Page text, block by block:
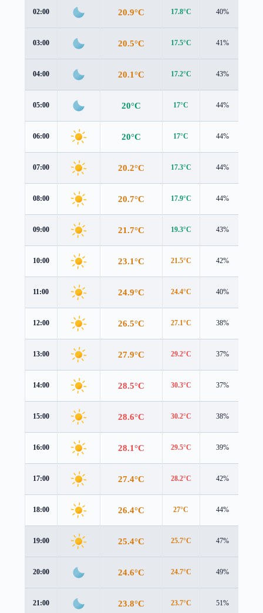
02:00 20.9°C 17.8°C 40%
03:00 20.5°C 17.5°C 41%
04:00 20.1°C 17.2°C 43%
05:00 20°C 17°C 44%
06:00 20°C 17°C 44%
07:00 20.2°C 17.3°C 44%
08:00 20.7°C 17.9°C 44%
09:00 21.7°C 19.3°C 43%
10:00 23.1°C 21.5°C 42%
11:00 24.9°C 24.4°C 40%
12:00 26.5°C 27.1°C 38%
13:00 27.9°C 29.2°C 37%
14:00 28.5°C 30.3°C 37%
15:00 28.6°C 30.2°C 38%
16:00 28.1°C 29.5°C 39%
17:00 27.4°C 28.2°C 42%
18:00 26.4°C 27°C 44%
19:00 25.4°C 25.7°C 47%
20:00 24.6°C 24.7°C 49%
21:00 23.8°C 23.7°C 51%